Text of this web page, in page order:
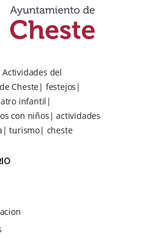
del
Cheste| festejos|
infantil|
con niños| actividades
turismo| cheste